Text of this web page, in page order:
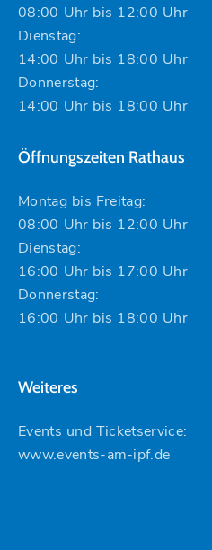
08:00 Uhr bis 12:00 Uhr
Dienstag:
14:00 Uhr bis 18:00 Uhr
Donnerstag:
14:00 Uhr bis 18:00 Uhr
Öffnungszeiten Rathaus
Montag bis Freitag:
08:00 Uhr bis 12:00 Uhr
Dienstag:
16:00 Uhr bis 17:00 Uhr
Donnerstag:
16:00 Uhr bis 18:00 Uhr
Weiteres
Events und Ticketservice:
www.events-am-ipf.de